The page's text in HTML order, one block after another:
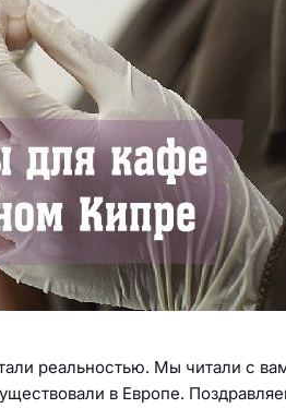
реальностью. Мы читали с
в Европе.